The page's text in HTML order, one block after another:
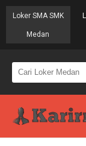
Loker SMA SMK
Medan